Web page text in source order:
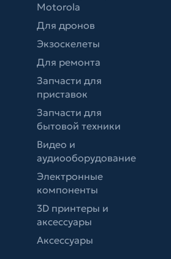
Motorola
Для дронов
Экзоскелеты
Для ремонта
Запчасти для
приставок
Запчасти для
бытовой техники
Видео и
аудиооборудование
Электронные
компоненты
3D принтеры и
аксессуары
Аксессуары